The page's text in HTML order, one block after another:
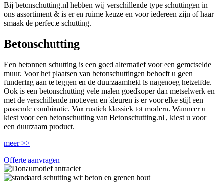
Bij betonschutting.nl hebben wij verschillende type schuttingen in
ons assortiment & is er en ruime keuze en voor iedereen zijn of haar
smaak de perfecte schutting.
Betonschutting
Een betonnen schutting is een goed alternatief voor een gemetselde
muur. Voor het plaatsen van betonschuttingen behoeft u geen
fundering aan te leggen en de duurzaamheid is nagenoeg hetzelfde.
Ook is een betonschutting vele malen goedkoper dan metselwerk en
met de verschillende motieven en kleuren is er voor elke stijl een
passende combinatie. Van rustiek klassiek tot modern. Wanneer u
kiest voor een betonschutting van Betonschutting.nl , kiest u voor
een duurzaam product.
meer >>
Offerte aanvragen